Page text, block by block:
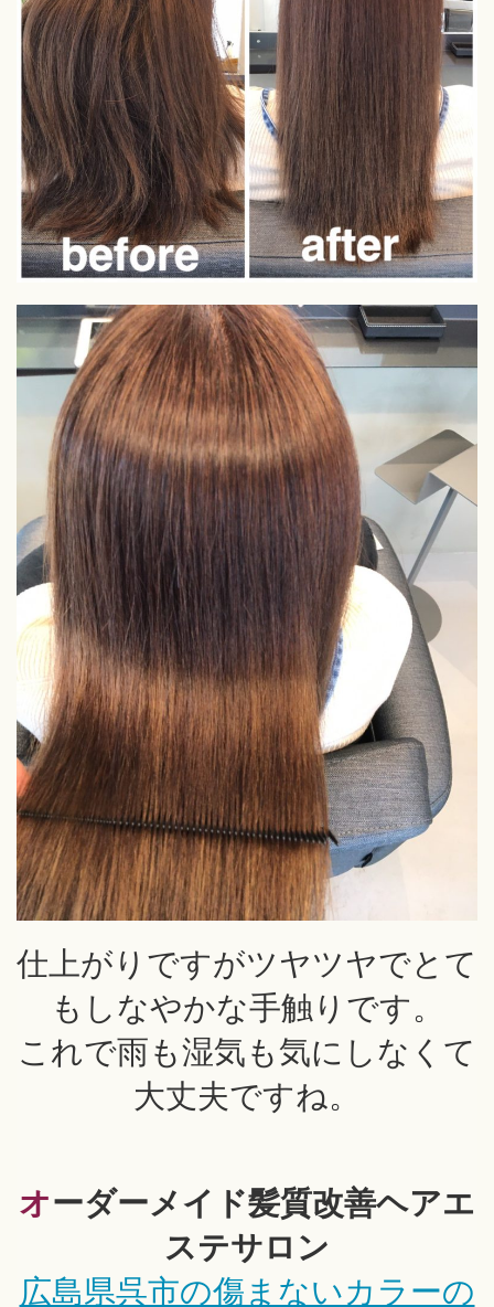
仕上がりですがツヤツヤでとて
もしなやかな手触りです。
これで雨も湿気も気にしなくて
大丈夫ですね。
オーダーメイド髪質改善ヘアエ
ステサロン
広島県呉市の傷まないカラーの